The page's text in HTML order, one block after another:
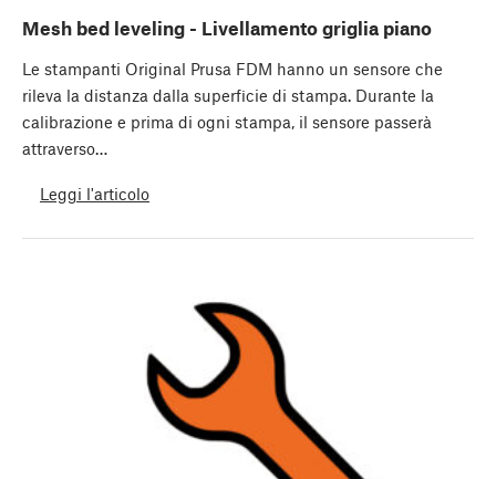
Mesh bed leveling - Livellamento griglia piano
Le stampanti Original Prusa FDM hanno un sensore che
rileva la distanza dalla superficie di stampa. Durante la
calibrazione e prima di ogni stampa, il sensore passerà
attraverso…
Leggi l'articolo